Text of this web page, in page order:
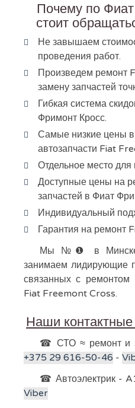
Почему по
стоит
Не завышаем
проведения работ.
Произведем ремонт
замену запчастей
Гибкая система
Фримонт Кросс.
Самые низкие цены
автозапчасти Fiat
Отдельное место для
Доступные цены на
запчастей в Фиат
Индивидуальный
Гарантия на ремонт
Мы №❶ в Минске
занимаем лидирующие
связанных с ремонтом
Fiat Freemont Cross.
Наши
☎ СТО ≈ ремонт и
+375 29 616-50-46 -
☎ Автоэлектрик -
Viber